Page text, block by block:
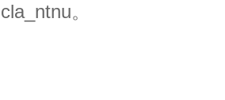
cla_ntnu。